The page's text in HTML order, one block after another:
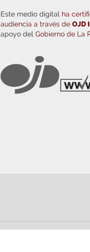
Este medio digital ha
audiencia a través deOJD
apoyo delGobierno de La